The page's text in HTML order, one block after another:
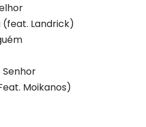
(feat. Landrick)
Moikanos)